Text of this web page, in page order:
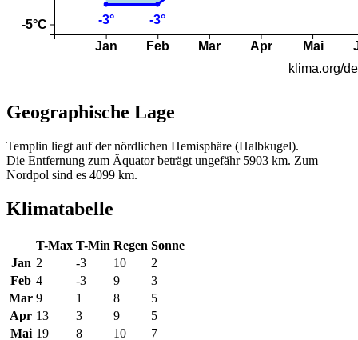
Geographische Lage
Templin liegt auf der nördlichen Hemisphäre (Halbkugel).
Die Entfernung zum Äquator beträgt ungefähr 5903 km. Zum
Nordpol sind es 4099 km.
Klimatabelle
T-Max T-Min Regen Sonne
Jan 2 -3 10
2
Feb 4 -3 9
3
Mar 9 1 8
5
Apr 13 3 9
5
Mai 19 8 10 7